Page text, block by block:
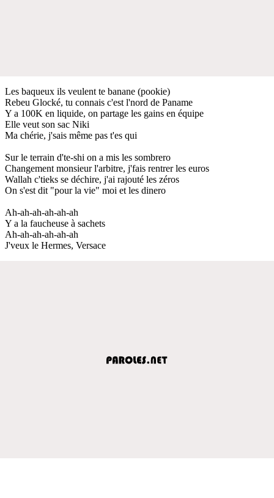
Les baqueux ils veulent te banane (pookie)
Rebeu Glocké, tu connais c'est l'nord de Paname
Y a 100K en liquide, on partage les gains en équipe
Elle veut son sac Niki
Ma chérie, j'sais même pas t'es qui
Sur le terrain d'te-shi on a mis les sombrero
Changement monsieur l'arbitre, j'fais rentrer les euros
Wallah c'tieks se déchire, j'ai rajouté les zéros
On s'est dit "pour la vie" moi et les dinero
Ah-ah-ah-ah-ah-ah
Y a la faucheuse à sachets
Ah-ah-ah-ah-ah-ah
J'veux le Hermes, Versace